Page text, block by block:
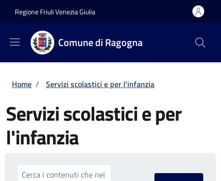
Regione Friuli Venezia Giulia
Comune di Ragogna
Briciole di pane
Home / Servizi scolastici e per l'infanzia
Servizi scolastici e per
l'infanzia
Cerca i contenuti che nel